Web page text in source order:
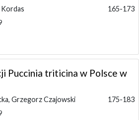
Kordas 165-173
Puccinia triticina w Polsce w
Grzegorz Czajowski 175-183